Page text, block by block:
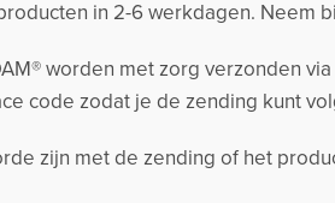
in 2-6 werkdagen. Neem
worden met zorg verzonden
code zodat je de zending kunt
zijn met de zending of het